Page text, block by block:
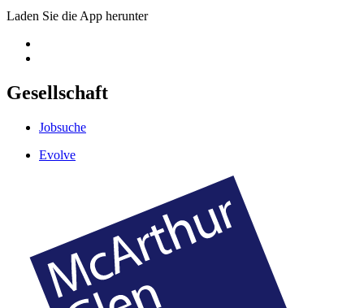
Laden Sie die App herunter
Gesellschaft
Jobsuche
Evolve